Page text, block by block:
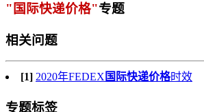
"国际快递价格"专题
相关问题
[1] 2020年FEDEX 国际快递价格时效
专题标签